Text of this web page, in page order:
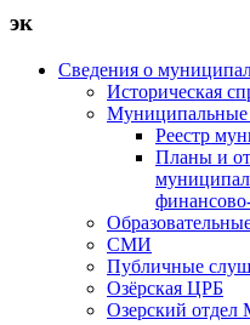
эк
Сведения о
Историческая
Муниципальные
Реестр
Планы и
СМИ
Публичные
Озёрская ЦРБ
Озерский